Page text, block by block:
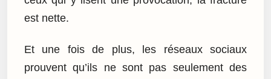
est nette.
Et une fois de plus, les réseaux sociaux
prouvent qu’ils ne sont pas seulement des